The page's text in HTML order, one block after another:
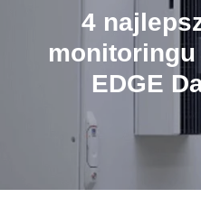
4
EDGE